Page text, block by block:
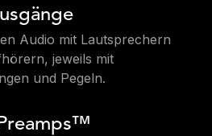
Audio mit Lautsprechern
jeweils mit
und Pegeln.